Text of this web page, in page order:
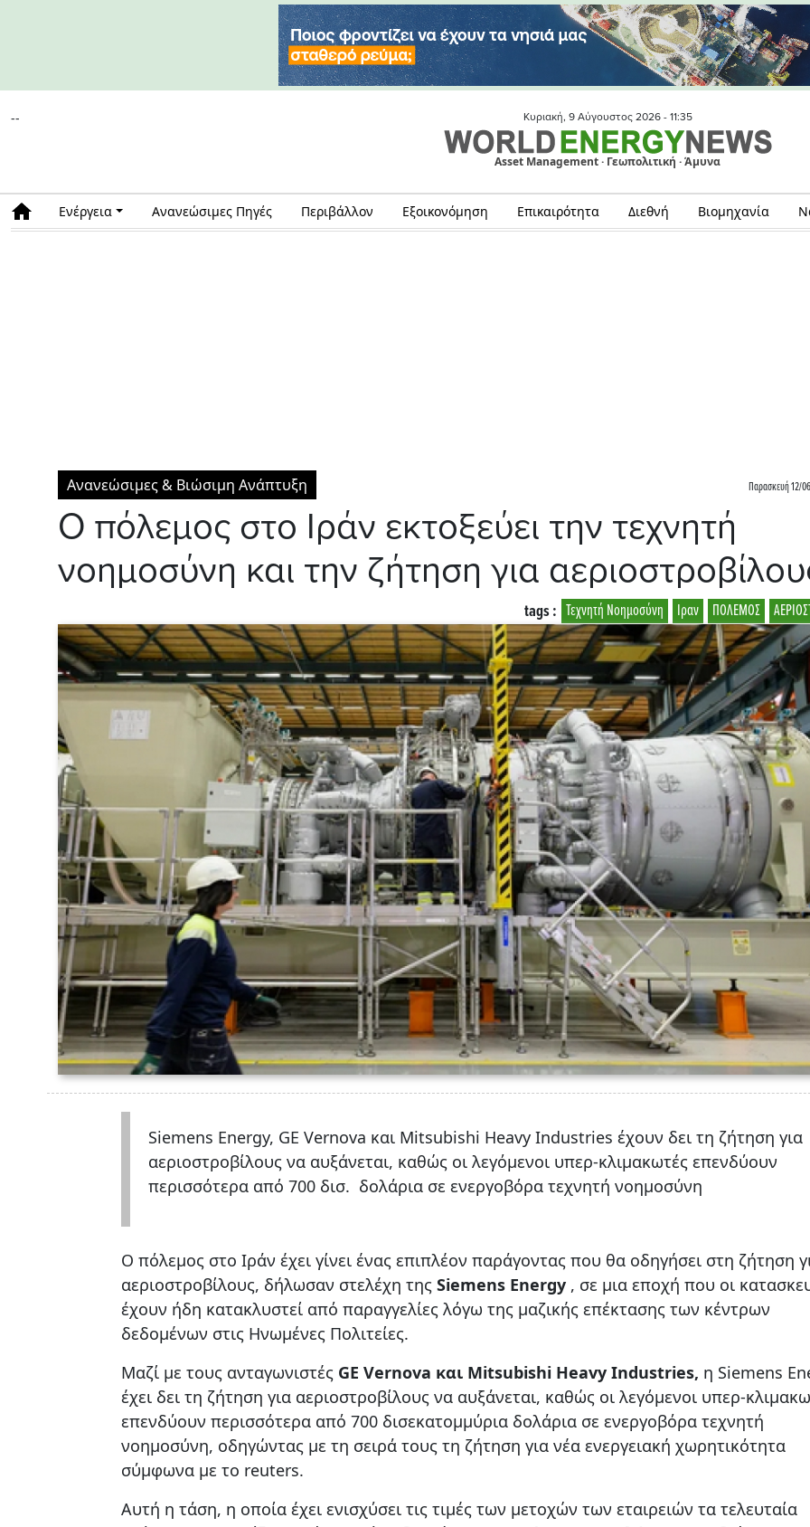
-- Κυριακή, 9 Αύγουστος 2026 - 11:35
Asset Management · Γεωπολιτική · Άμυνα
Ενέργεια Ανανεώσιμες Πηγές Περιβάλλον Εξοικονόμηση Επικαιρότητα Διεθνή Βιομηχανία
Ανανεώσιμες & Βιώσιμη Ανάπτυξη Παρασκευή 12/
Ο πόλεμος στο Ιράν εκτοξεύει την τεχνητή
νοημοσύνη και την ζήτηση για
ΠΟΛΕΜΟΣ
Ιραν
Τεχνητή Νοημοσύνη
tags :
Siemens Energy, GE Vernova και Mitsubishi Heavy Industries έχουν δει τη ζήτηση για
αεριοστροβίλους να αυξάνεται, καθώς οι λεγόμενοι υπερ-κλιμακωτές επενδύουν
περισσότερα από 700 δισ. δολάρια σε ενεργοβόρα τεχνητή νοημοσύνη
Ο πόλεμος στο Ιράν έχει γίνει ένας επιπλέον παράγοντας που θα οδηγήσει στη ζήτηση
αεριοστροβίλους, δήλωσαν στελέχη της Siemens Energy , σε μια εποχή που οι
έχουν ήδη κατακλυστεί από παραγγελίες λόγω της μαζικής επέκτασης των κέντρων
δεδομένων στις Ηνωμένες Πολιτείες.
Μαζί με τους ανταγωνιστές GE Vernova και Mitsubishi Heavy Industries, η Siemens
έχει δει τη ζήτηση για αεριοστροβίλους να αυξάνεται, καθώς οι λεγόμενοι υπερ-
επενδύουν περισσότερα από 700 δισεκατομμύρια δολάρια σε ενεργοβόρα τεχνητή
νοημοσύνη, οδηγώντας με τη σειρά τους τη ζήτηση για νέα ενεργειακή χωρητικότητα
σύμφωνα με το reuters.
Αυτή η τάση, η οποία έχει ενισχύσει τις τιμές των μετοχών των εταιρειών τα τελευταία